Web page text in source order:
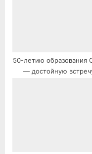
50-летию образования
— достойную